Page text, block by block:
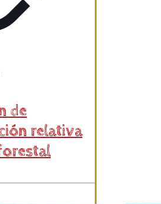
de
relativa